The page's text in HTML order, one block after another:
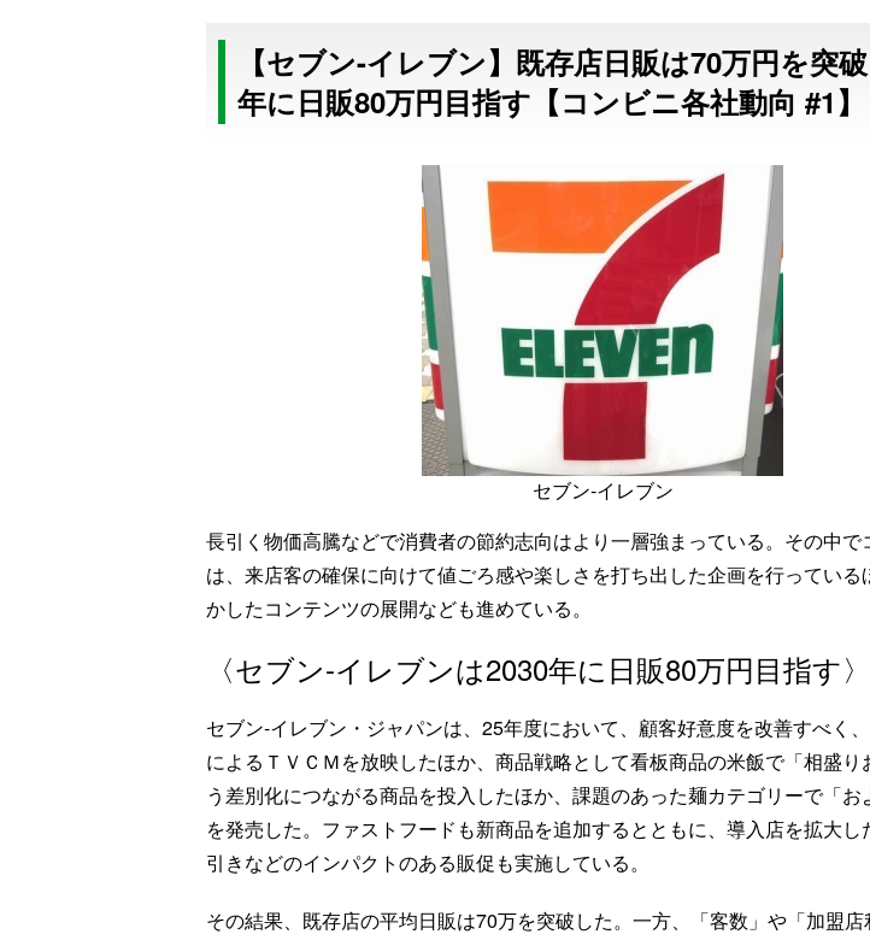
【セブン-イレブン】既存店日販は70万円を突
年に日販80万円目指す【コンビニ各社動向 #1】
セブン‐イレブン
長引く物価高騰などで消費者の節約志向はより一層強まっている。その中で
は、来店客の確保に向けて値ごろ感や楽しさを打ち出した企画を行っている
かしたコンテンツの展開なども進めている。
〈セブン‐イレブンは2030年に日販80万円目指す〉
セブン‐イレブン・ジャパンは、25年度において、顧客好意度を改善すべく
によるＴＶＣＭを放映したほか、商品戦略として看板商品の米飯で「相盛り
う差別化につながる商品を投入したほか、課題のあった麺カテゴリーで「お
を発売した。ファストフードも新商品を追加するとともに、導入店を拡大し
引きなどのインパクトのある販促も実施している。
その結果、既存店の平均日販は70万を突破した。一方、「客数」や「加盟